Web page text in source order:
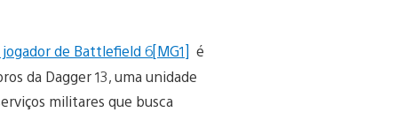
de Battlefield 6[MG1] é
da Dagger 13, uma unidade
militares que busca